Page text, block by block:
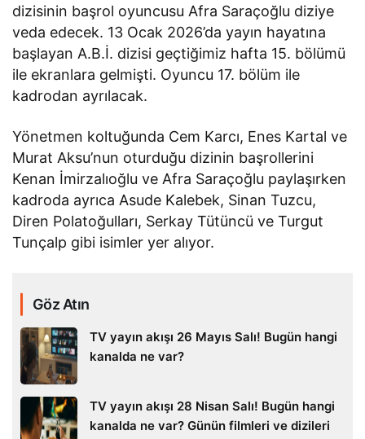
dizisinin başrol oyuncusu Afra Saraçoğlu diziye
veda edecek. 13 Ocak 2026’da yayın hayatına
başlayan A.B.İ. dizisi geçtiğimiz hafta 15. bölümü
ile ekranlara gelmişti. Oyuncu 17. bölüm ile
kadrodan ayrılacak.
Yönetmen koltuğunda Cem Karcı, Enes Kartal ve
Murat Aksu’nun oturduğu dizinin başrollerini
Kenan İmirzalıoğlu ve Afra Saraçoğlu paylaşırken
kadroda ayrıca Asude Kalebek, Sinan Tuzcu,
Diren Polatoğulları, Serkay Tütüncü ve Turgut
Tunçalp gibi isimler yer alıyor.
Göz Atın
TV yayın akışı 26 Mayıs Salı! Bugün hangi
kanalda ne var?
TV yayın akışı 28 Nisan Salı! Bugün hangi
kanalda ne var? Günün filmleri ve dizileri